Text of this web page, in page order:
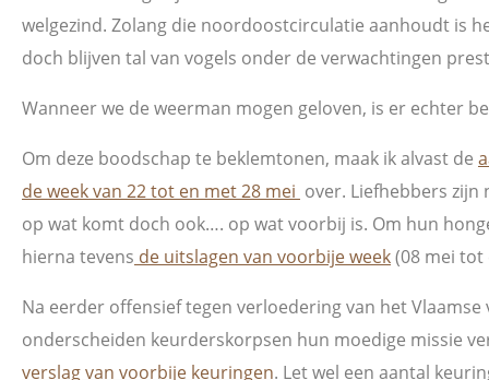
welgezind. Zolang die noordoostcirculatie aanhoudt is
doch blijven tal van vogels onder de verwachtingen
Wanneer we de weerman mogen geloven, is er echter
Om deze boodschap te beklemtonen, maak ik alvast de
de week van 22 tot en met 28 mei over. Liefhebbers zijn
op wat komt doch ook…. op wat voorbij is. Om hun
hierna tevens de uitslagen van voorbije week(08 mei tot
Na eerder offensief tegen verloedering van het Vlaamse
onderscheiden keurderskorpsen hun moedige missie
verslag van voorbije keuringen. Let wel een aantal